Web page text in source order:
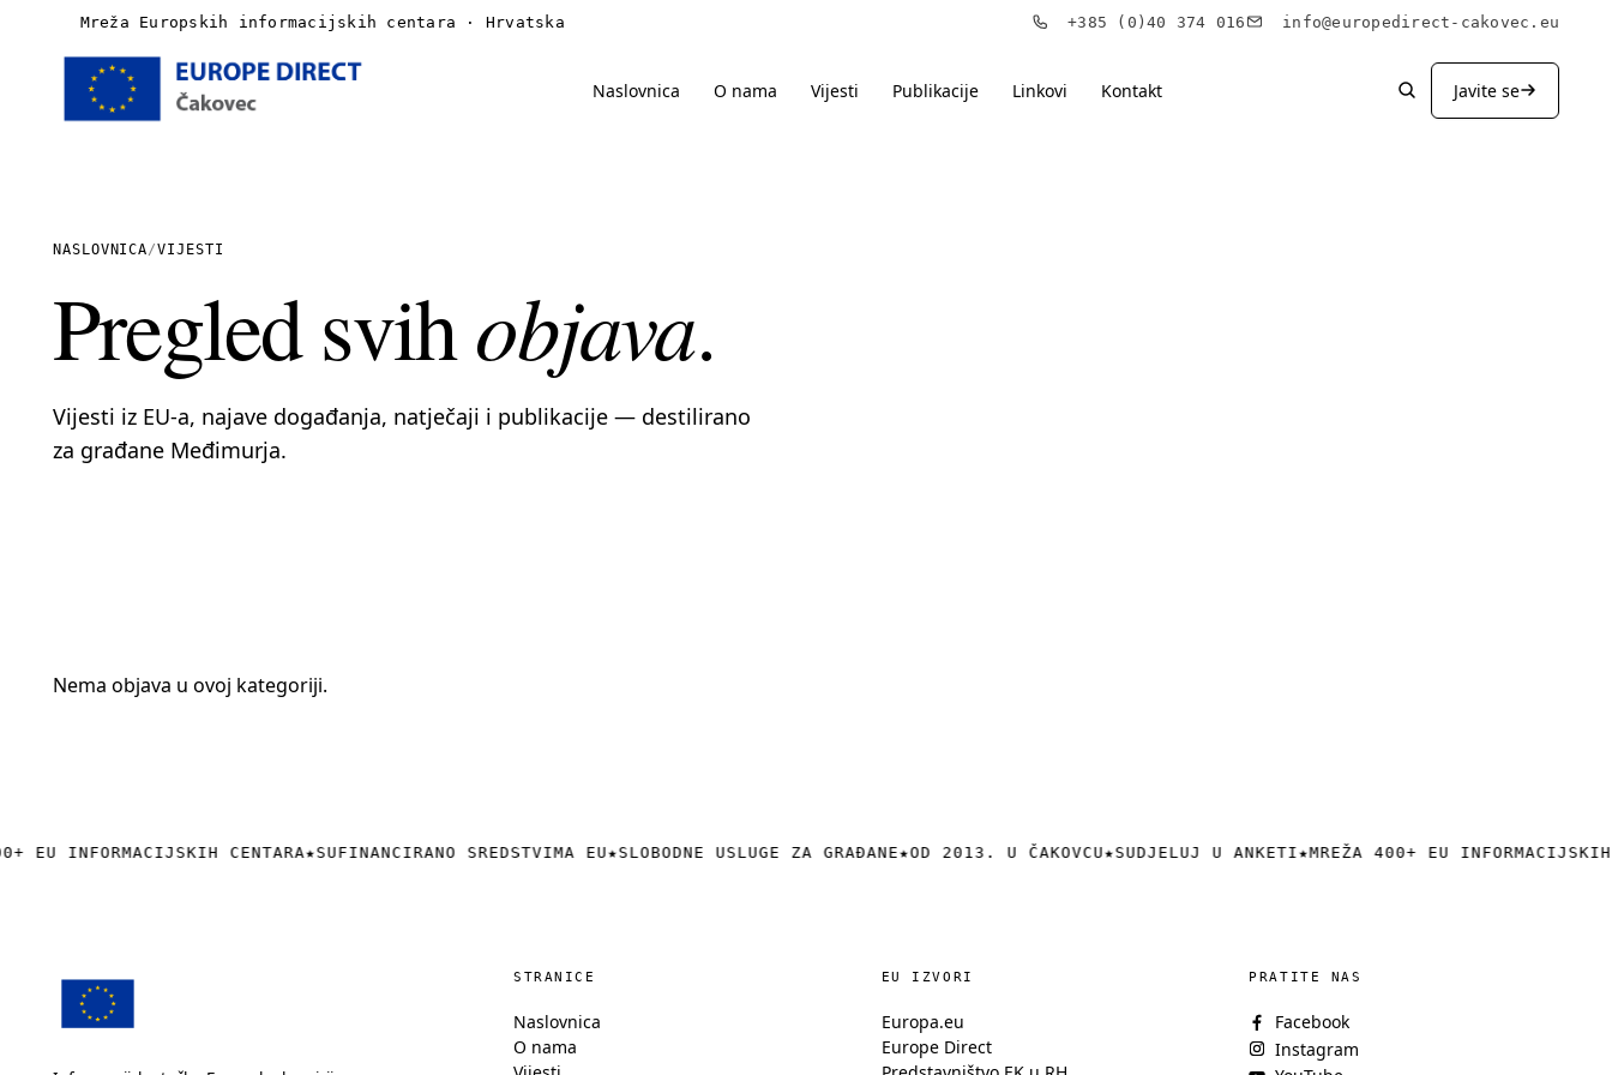
Mreža Europskih informacijskih centara · Hrvatska +385 (0)40 374 016 info@europedirect-cakovec.eu
Naslovnica O nama Vijesti Publikacije Linkovi Kontakt Javite se
Vijesti
Publikacije
Linkovi
NASLOVNICA/VIJESTI
Pregled svihobjava.
Vijesti iz EU-a, najave događanja, natječaji i publikacije — destilirano
za građane Međimurja.
Nema objava u ovoj kategoriji.
EU INFORMACIJSKIH CENTARA★SUFINANCIRANO SREDSTVIMA EU★SLOBODNE USLUGE ZA GRAĐANE★OD 2013. U ČAKOVCU★SUDJELUJ U ANKETI★MREŽA 400+ EU INFORMACIJSKIH
STRANICE
Naslovnica
O nama
EU IZVORI
Europa.eu
Europe Direct
PRATITE NAS
Facebook
Instagram